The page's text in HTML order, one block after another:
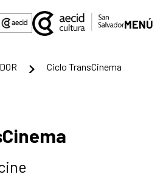
MENÚ
Ciclo TransCinema